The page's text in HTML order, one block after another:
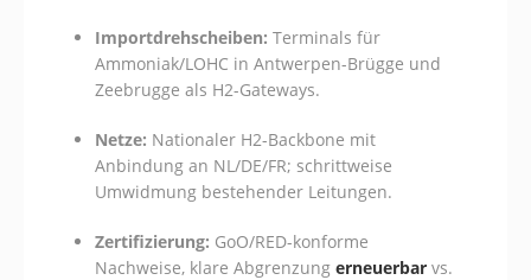
Importdrehscheiben: Terminals für
Ammoniak/LOHC in Antwerpen-Brügge und
Zeebrugge als H2-Gateways.
Netze: Nationaler H2-Backbone mit
Anbindung an NL/DE/FR; schrittweise
Umwidmung bestehender Leitungen.
Zertifizierung: GoO/RED-konforme
Nachweise, klare Abgrenzung erneuerbar vs.